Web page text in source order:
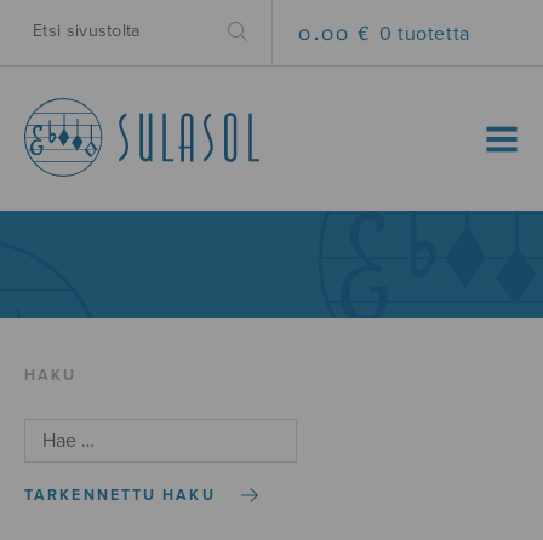
0.00 € 0 tuotetta
MENU
HAKU
TARKENNETTU HAKU